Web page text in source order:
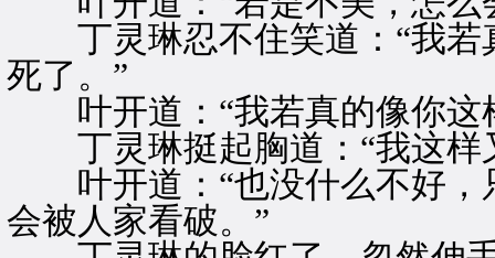
丁灵琳忍不住笑道：“我若
死了。”
叶开道：“我若真的像你这
丁灵琳挺起胸道：“我这样
叶开道：“也没什么不好，
会被人家看破。”